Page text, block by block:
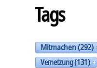
Tags
Mitmachen(292)
Vernetzung(131)